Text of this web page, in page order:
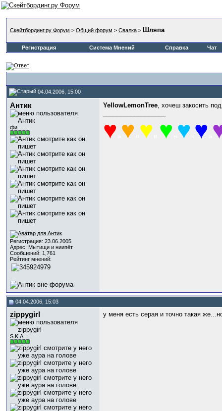
Скейтбординг.ру Форум > Общий форум > Свалка > Шляпа
Регистрация Система Мнений Справка Чат
04.04.2006, 15:00
Антик
фи
Регистрация: 23.06.2005
Адрес: Мытищи и ниипёт
Сообщений: 1,761
Рейтинг мнений:
YellowLemоnTree, хочеш закосить
♥ ♥ ♥ ♥ ♥ ♥
04.04.2006, 15:03
zippygirl
S.K.A.
у меня есть серая и точно такая